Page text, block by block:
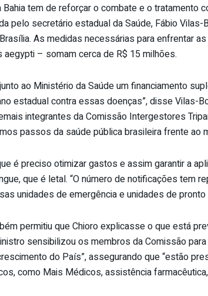
tem de reforçar o combate e o tratamento
pelo secretário estadual da Saúde, Fábio Vilas-
As medidas necessárias para enfrentar
– somam cerca de R$ 15 milhões.
ao Ministério da Saúde um financiamento
estadual contra essas doenças”, disse Vilas-
integrantes da Comissão Intergestores
passos da saúde pública brasileira frente ao
é preciso otimizar gastos e assim garantir a
que é letal. “O número de notificações tem
unidades de emergência e unidades de pronto
permitiu que Chioro explicasse o que está
sensibilizou os membros da Comissão
do País”, assegurando que “estão
como Mais Médicos, assistência